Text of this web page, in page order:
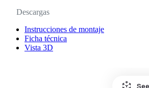
Descargas
Instrucciones de montaje
Ficha técnica
Vista 3D